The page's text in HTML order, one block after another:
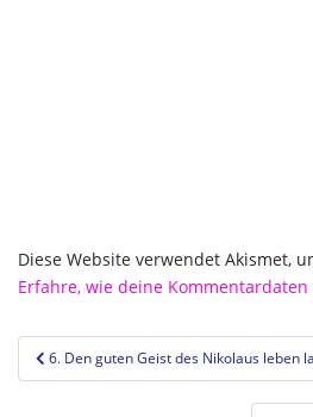
Diese Website verwendet Akismet,
Erfahre, wie deine
Beitragsnavigation
6. Den guten Geist des Nikolaus leben